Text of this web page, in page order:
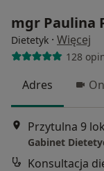
mgr Paulina
Dietetyk · Więcej
128
Adres
Przytulna 9
Konsultacja